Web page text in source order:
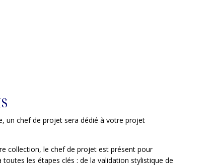
un chef de projet sera dédié à votre projet
collection, le chef de projet est présent pour
les étapes clés : de la validation stylistique de